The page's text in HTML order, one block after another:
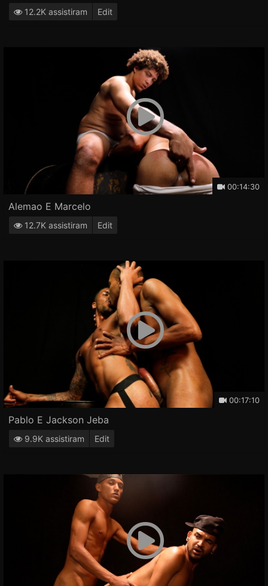
12.2K assistiram Edit
00:14:30
Alemao E Marcelo
12.7K assistiram Edit
00:17:10
Pablo E Jackson Jeba
9.9K assistiram Edit